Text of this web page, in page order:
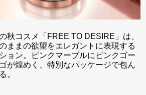
秋コスメ「FREE TO DESIRE」は、
ままの欲望をエレガントに表現する
ョン。ピンクマーブルにピンクゴー
が煌めく、特別なパッケージで包ん
。